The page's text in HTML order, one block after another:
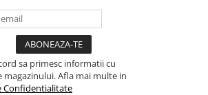
sa primesc informatii cu
Afla mai multe in
Confidentialitate